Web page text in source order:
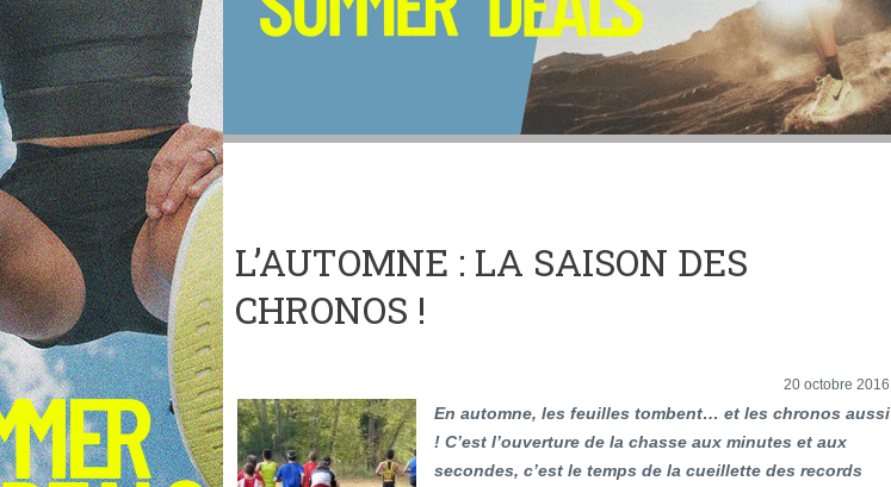
L’AUTOMNE : LA SAISON DES
CHRONOS !
20 octobre 2016
En automne, les feuilles tombent… et les chronos aussi
! C’est l’ouverture de la chasse aux minutes et aux
secondes, c’est le temps de la cueillette des records